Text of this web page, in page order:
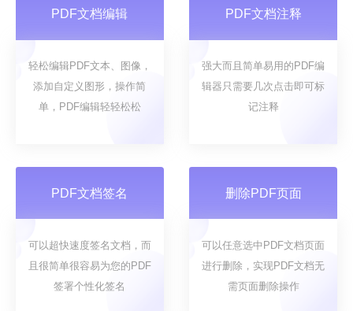
PDF文档编辑
轻松编辑PDF文本、图像，
添加自定义图形，操作简
单，PDF编辑轻轻松松
PDF文档注释
强大而且简单易用的PDF编
辑器只需要几次点击即可标
记注释
PDF文档签名
可以超快速度签名文档，而
且很简单很容易为您的PDF
签署个性化签名
删除PDF页面
可以任意选中PDF文档页面
进行删除，实现PDF文档无
需页面删除操作